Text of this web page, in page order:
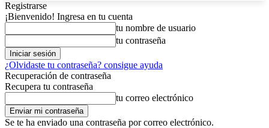
Registrarse
¡Bienvenido! Ingresa en tu cuenta
tu nombre de usuario
tu contraseña
¿Olvidaste tu contraseña? consigue ayuda
Recuperación de contraseña
Recupera tu contraseña
tu correo electrónico
Se te ha enviado una contraseña por correo electrónico.